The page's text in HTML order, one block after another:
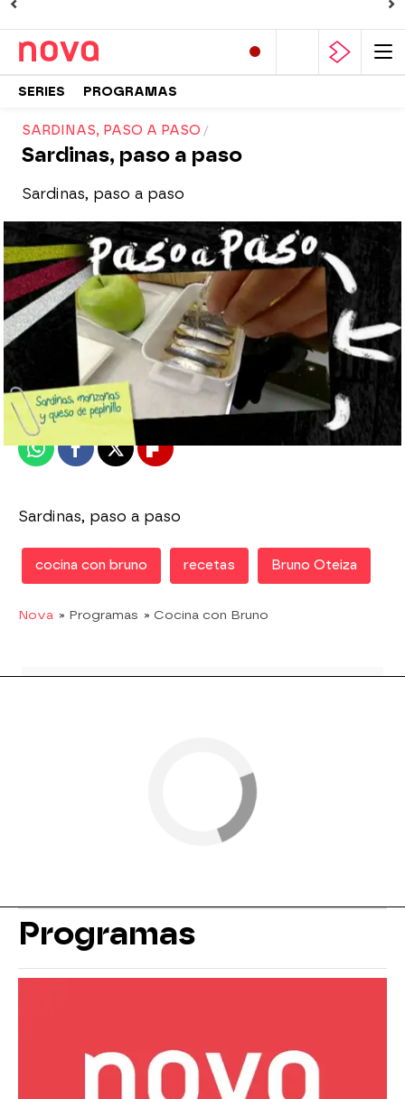
SERIES PROGRAMAS
SARDINAS, PASO A PASO
Sardinas, paso a paso
Sardinas, paso a paso
Publicado:23 de abril de 2012, 15:25
WhatsappFacebook
X Flipboard
Sardinas, paso a paso
cocina con bruno recetas Bruno Oteiza
Nova » Programas » Cocina con Bruno
Programas